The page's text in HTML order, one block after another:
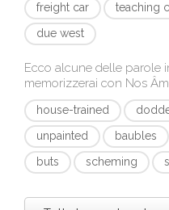
freight car
teaching
due west
Ecco alcune delle parole
memorizzerai con Nos
house-trained
unpainted
baubles
buts
scheming